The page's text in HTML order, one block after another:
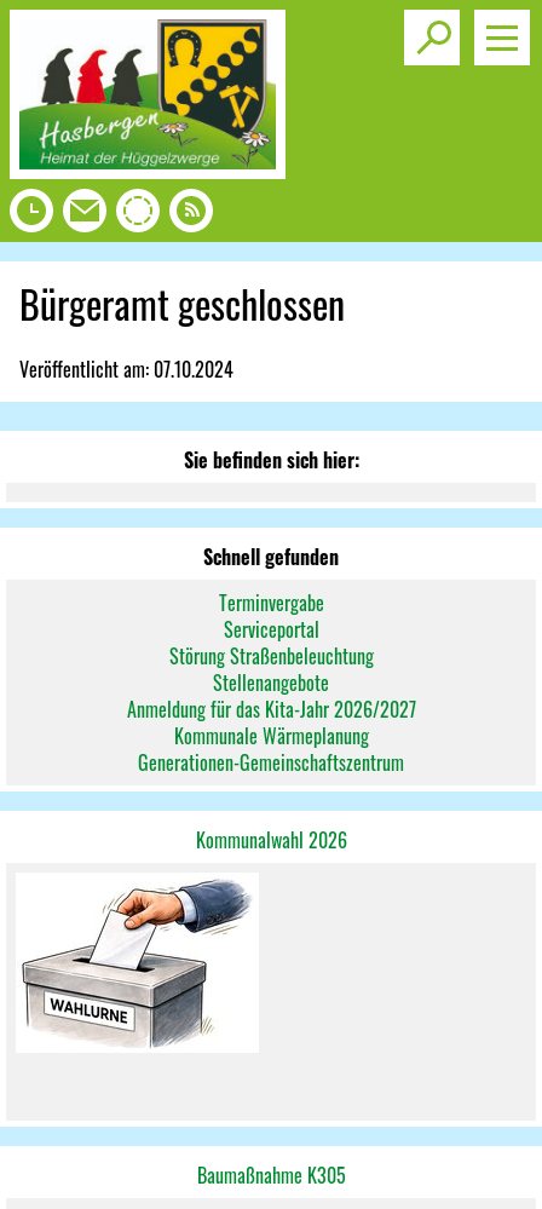
Toggle
Bürgeramt geschlossen
Veröffentlicht am: 07.10.2024
Sie befinden sich hier:
Schnell gefunden
Terminvergabe
Serviceportal
Störung Straßenbeleuchtung
Stellenangebote
Anmeldung für das Kita-Jahr 2026/2027
Kommunale Wärmeplanung
Generationen-Gemeinschaftszentrum
Kommunalwahl 2026
Baumaßnahme K305